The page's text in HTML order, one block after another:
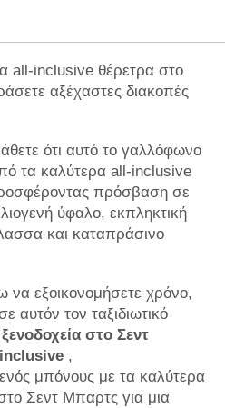
all-inclusive θέρετρα στο
αξέχαστες διακοπές
ότι αυτό το γαλλόφωνο
τα καλύτερα all-inclusive
πρόσβαση σε
ύφαλο, εκπληκτική
και καταπράσινο
να εξοικονομήσετε χρόνο,
αυτόν τον ταξιδιωτικό
στο Σεντ
,
μπόνους με τα καλύτερα
Σεντ Μπαρτς για μια